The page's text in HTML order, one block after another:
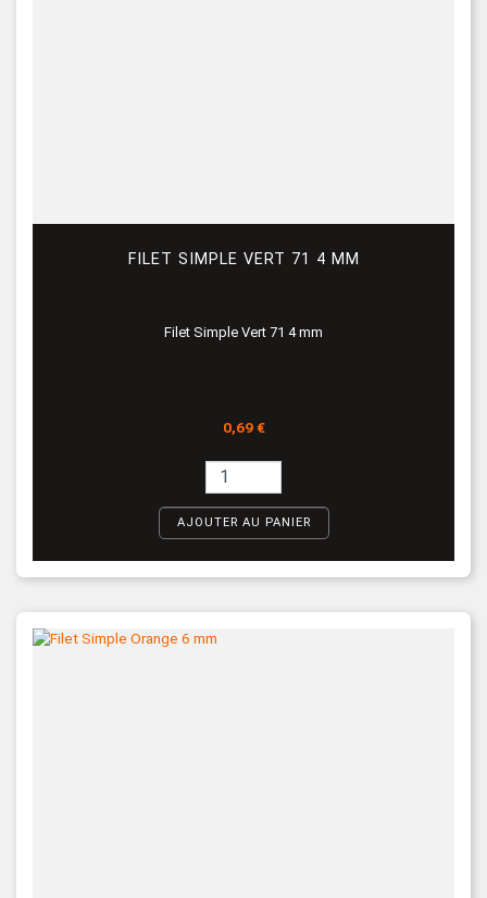
FILET SIMPLE VERT 71 4 MM
Filet Simple Vert 71 4 mm
Prix
0,69 €
AJOUTER AU PANIER